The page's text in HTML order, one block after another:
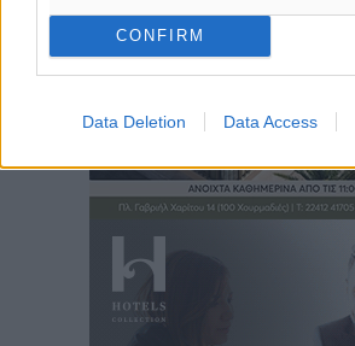
CONFIRM
Data Deletion Data Access